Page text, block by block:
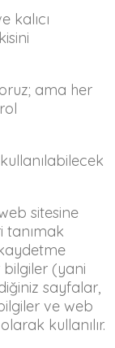
kalıcı
ama her
sitesine
tanımak
bilgiler (yani
sayfalar,
ve web
kullanılır.